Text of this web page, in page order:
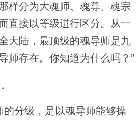
样分为大魂师、魂尊、魂宗
直接以等级进行区分。从一
大陆，最顶级的魂导师是九
师存在。你知道为什么吗？”
分级，是以魂导师能够操